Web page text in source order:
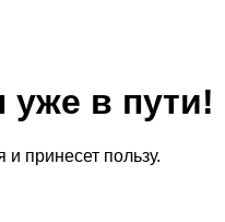
уже в пути!
принесет пользу.